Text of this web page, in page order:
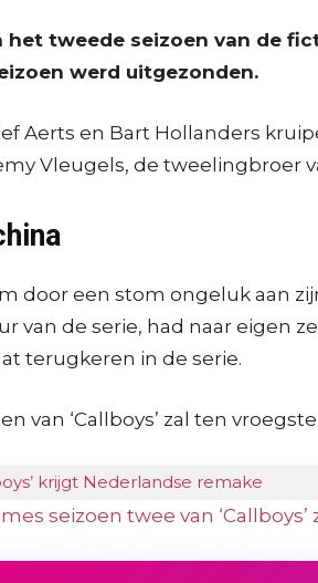
het tweede seizoen van de
werd uitgezonden.
Aerts en Bart Hollanders
Vleugels, de tweelingbroer
door een stom ongeluk aan
van de serie, had naar eigen
terugkeren in de serie.
van ‘Callboys’ zal ten
krijgt Nederlandse remake
seizoen twee van